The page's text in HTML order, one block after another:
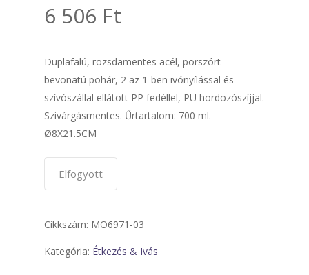
6 506 Ft
Duplafalú, rozsdamentes acél, porszórt
bevonatú pohár, 2 az 1-ben ivónyílással és
szívószállal ellátott PP fedéllel, PU hordozószíjjal.
Szivárgásmentes. Űrtartalom: 700 ml.
Ø8X21.5CM
Elfogyott
Cikkszám: MO6971-03
Kategória: Étkezés & Ivás